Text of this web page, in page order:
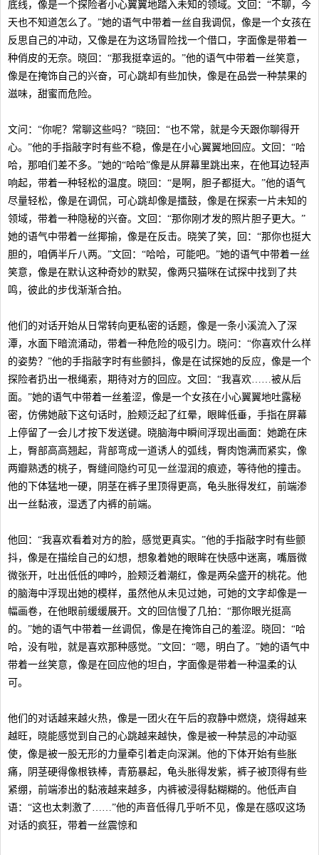
底线，像是一个探险者小心翼翼地踏入未知的领域。文回：“不聊，今
天也不知道怎么了。”她的语气中带着一丝自我调侃，像是一个女孩在
反思自己的冲动，又像是在为这场冒险找一个借口，字面像是带着一
种俏皮的无奈。晓回：“那我挺幸运的。”他的语气中带着一丝笑意，
像是在掩饰自己的兴奋，可心跳却有些加快，像是在品尝一种禁果的
滋味，甜蜜而危险。
文问：“你呢？常聊这些吗？”晓回：“也不常，就是今天跟你聊得开
心。”他的手指敲字时有些不稳，像是在小心翼翼地回应。文回：“哈
哈，那咱们差不多。”她的“哈哈”像是从屏幕里跳出来，在他耳边轻声
响起，带着一种轻松的温度。晓回：“是啊，胆子都挺大。”他的语气
尽量轻松，像是在调侃，可心跳却像是擂鼓，像是在探索一片未知的
领域，带着一种隐秘的兴奋。文回：“那你刚才发的照片胆子更大。”
她的语气中带着一丝揶揄，像是在反击。晓笑了笑，回：“那你也挺大
胆的，咱俩半斤八两。”文回：“哈哈，可能吧。”她的语气中带着一丝
笑意，像是在默认这种奇妙的默契，像两只猫咪在试探中找到了共
鸣，彼此的步伐渐渐合拍。
他们的对话开始从日常转向更私密的话题，像是一条小溪流入了深
潭，水面下暗流涌动，带着一种危险的吸引力。晓问：“你喜欢什么样
的姿势？”他的手指敲字时有些颤抖，像是在试探她的反应，像是一个
探险者扔出一根绳索，期待对方的回应。文回：“我喜欢……被从后
面。”她的语气中带着一丝羞涩，像是一个女孩在小心翼翼地吐露秘
密，仿佛她敲下这句话时，脸颊泛起了红晕，眼眸低垂，手指在屏幕
上停留了一会儿才按下发送键。晓脑海中瞬间浮现出画面：她跪在床
上，臀部高高翘起，背部弯成一道诱人的弧线，臀肉饱满而紧实，像
两瓣熟透的桃子，臀缝间隐约可见一丝湿润的痕迹，等待他的撞击。
他的下体猛地一硬，阴茎在裤子里顶得更高，龟头胀得发红，前端渗
出一丝黏液，湿透了内裤的前端。
他回：“我喜欢看着对方的脸，感觉更真实。”他的手指敲字时有些颤
抖，像是在描绘自己的幻想，想象着她的眼眸在快感中迷离，嘴唇微
微张开，吐出低低的呻吟，脸颊泛着潮红，像是两朵盛开的桃花。他
的脑海中浮现出她的模样，虽然他从未见过她，可她的文字却像是一
幅画卷，在他眼前缓缓展开。文的回信慢了几拍：“那你眼光挺高
的。”她的语气中带着一丝调侃，像是在掩饰自己的羞涩。晓回：“哈
哈，没有啦，就是喜欢那种感觉。”文回：“嗯，明白了。”她的语气中
带着一丝笑意，像是在回应他的坦白，字面像是带着一种温柔的认
可。
他们的对话越来越火热，像是一团火在午后的寂静中燃烧，烧得越来
越旺，晓能感觉到自己的心跳越来越快，像是被一种禁忌的冲动驱
使，像是被一股无形的力量牵引着走向深渊。他的下体开始有些胀
痛，阴茎硬得像根铁棒，青筋暴起，龟头胀得发紫，裤子被顶得有些
紧绷，前端渗出的黏液越来越多，内裤被浸得黏糊糊的。他低声自
语：“这也太刺激了……”他的声音低得几乎听不见，像是在感叹这场
对话的疯狂，带着一丝震惊和